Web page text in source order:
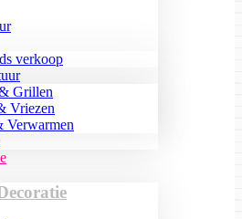
verkoop
Grillen
Vriezen
Verwarmen